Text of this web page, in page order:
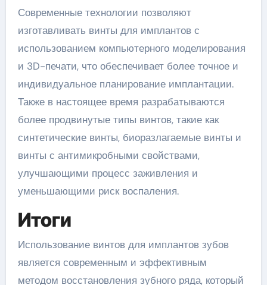
Современные технологии позволяют
изготавливать винты для имплантов с
использованием компьютерного моделирования
и 3D-печати, что обеспечивает более точное и
индивидуальное планирование имплантации.
Также в настоящее время разрабатываются
более продвинутые типы винтов, такие как
синтетические винты, биоразлагаемые винты и
винты с антимикробными свойствами,
улучшающими процесс заживления и
уменьшающими риск воспаления.
Итоги
Использование винтов для имплантов зубов
является современным и эффективным
методом восстановления зубного ряда, который